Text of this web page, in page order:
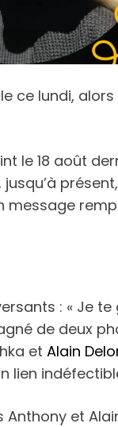
lundi,
le 18 août
: « Je
de deux
et Alain
lien
et